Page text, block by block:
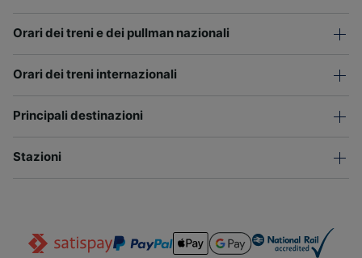
Orari dei treni e dei pullman nazionali
Orari dei treni internazionali
Principali destinazioni
Stazioni